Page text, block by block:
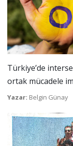
Türkiye’de
ortak mücadele
Yazar: Belgin Günay